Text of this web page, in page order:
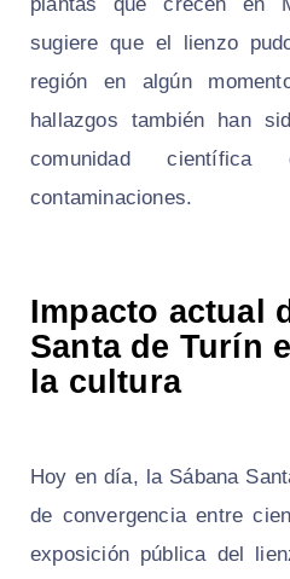
sugiere que el lienzo
región en algún
hallazgos también han
comunidad
contaminaciones.
Impacto actual
Santa de Turín
la cultura
Hoy en día, la Sábana
de convergencia entre
exposición pública del